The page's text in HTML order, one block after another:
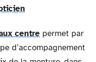
centre permet par
d’accompagnement